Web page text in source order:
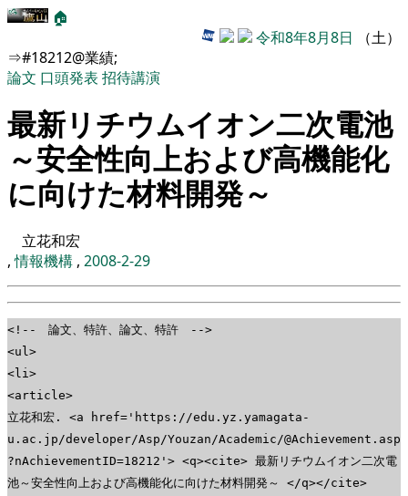
🏠
令和8年8月8日 （土）
⇒#18212@業績;
論文 口頭発表 招待講演
最新リチウムイオン二次電池
～安全性向上および高機能化
に向けた材料開発～
立花和宏
,情報機構 , 2008-2-29
<!-- 論文、特許、論文、特許 -->
<ul>
<li>
<article>
立花和宏. <a href='https://edu.yz.yamagata-
u.ac.jp/developer/Asp/Youzan/Academic/@Achievement.asp
?nAchievementID=18212'> <q><cite> 最新リチウムイオン二次電
池～安全性向上および高機能化に向けた材料開発～ </q></cite>